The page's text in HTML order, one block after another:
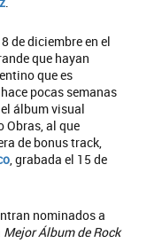
de diciembre en el
que hayan
que es
pocas semanas
el álbum visual
Obras, al que
de bonus track,
, grabada el 15 de
nominados a
Mejor Álbum de Rock